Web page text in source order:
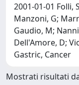
2001-01-01 Folli,
Manzoni, G;
Gaudio, M;
Dell'Amore, D;
Gastric, Cancer
Mostrati risultati